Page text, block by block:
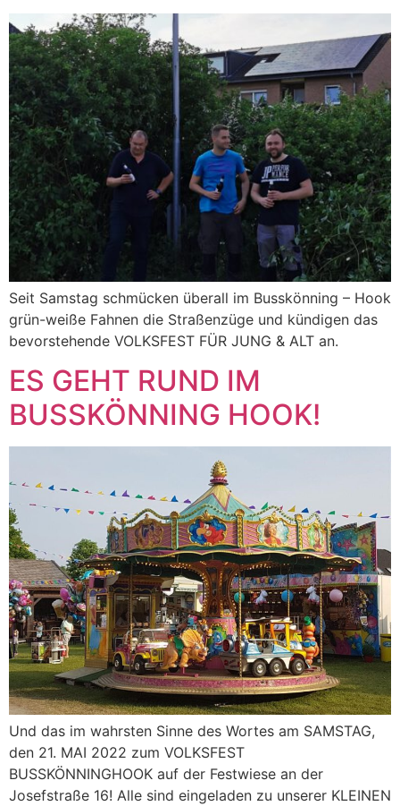
Seit Samstag schmücken überall im Busskönning – Hook
grün-weiße Fahnen die Straßenzüge und kündigen das
bevorstehende VOLKSFEST FÜR JUNG & ALT an.
ES GEHT RUND IM
BUSSKÖNNING HOOK!
Und das im wahrsten Sinne des Wortes am SAMSTAG,
den 21. MAI 2022 zum VOLKSFEST
BUSSKÖNNINGHOOK auf der Festwiese an der
Josefstraße 16! Alle sind eingeladen zu unserer KLEINEN